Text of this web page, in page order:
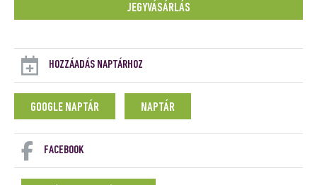
JEGYVÁSÁRLÁS
HOZZÁADÁS NAPTÁRHOZ
GOOGLE NAPTÁR NAPTÁR
FACEBOOK